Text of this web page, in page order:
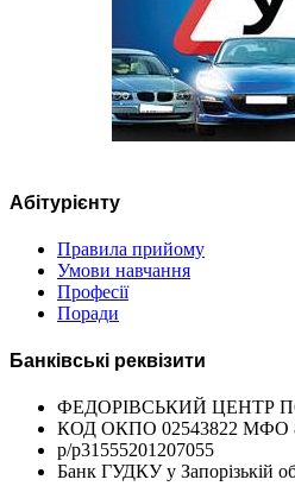
Абітурієнту
Правила прийому
Умови навчання
Професії
Поради
Банківські реквізити
ФЕДОРІВСЬКИЙ ЦЕНТР
КОД ОКПО 02543822 МФО
р/р31555201207055
Банк ГУДКУ у Запорізькій